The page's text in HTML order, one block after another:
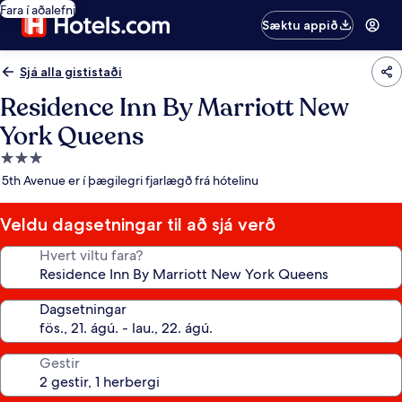
Fara í aðalefni
Sæktu appið
Sjá alla gististaði
Residence Inn By Marriott New
York Queens
3.0
stjörnu
5th Avenue er í þægilegri fjarlægð frá hótelinu
Veldu dagsetningar til að sjá verð
Hvert viltu fara?
Dagsetningar
Gestir